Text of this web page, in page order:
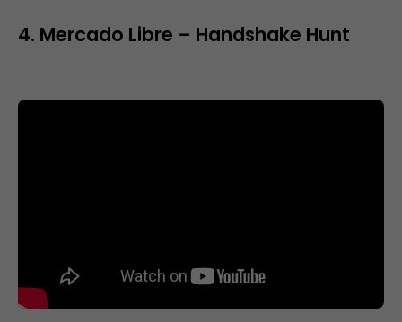
4. Mercado Libre – Handshake Hunt